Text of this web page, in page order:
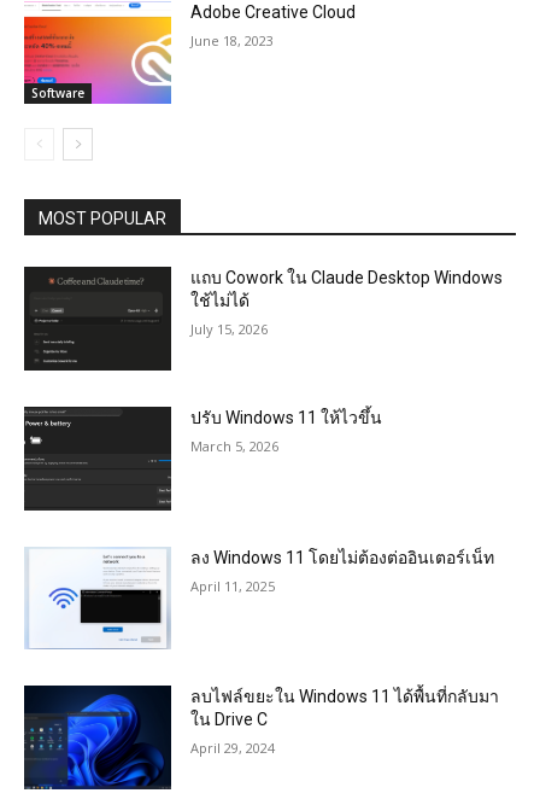
Software
Adobe Creative Cloud
June 18, 2023
MOST POPULAR
แถบ Cowork ใน Claude Desktop Windows
ใช้ไม่ได้
July 15, 2026
ปรับ Windows 11 ให้ไวขึ้น
March 5, 2026
ลง Windows 11 โดยไม่ต้องต่ออินเตอร์เน็ท
April 11, 2025
ลบไฟล์ขยะใน Windows 11 ได้พื้นที่กลับมา
ใน Drive C
April 29, 2024